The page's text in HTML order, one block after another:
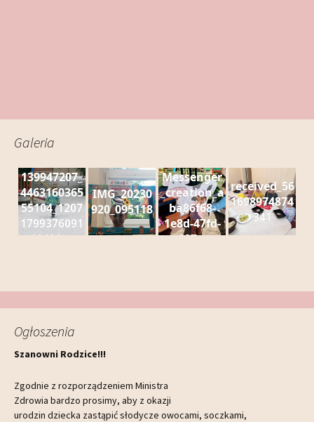
Galeria
139947207_
4463160365
55104_1207
1799376091
10430_n
IMG_20230
920_095118
Messenger
_creation_a
ba86f68-
1e8d-47fd-
887e-
received_56
1698974874
341
Ogłoszenia
Szanowni Rodzice!!!
Zgodnie z rozporządzeniem Ministra
Zdrowia bardzo prosimy, aby z okazji
urodzin dziecka zastąpić słodycze owocami, soczkami,